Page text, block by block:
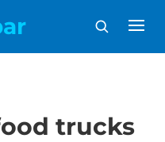
trucks